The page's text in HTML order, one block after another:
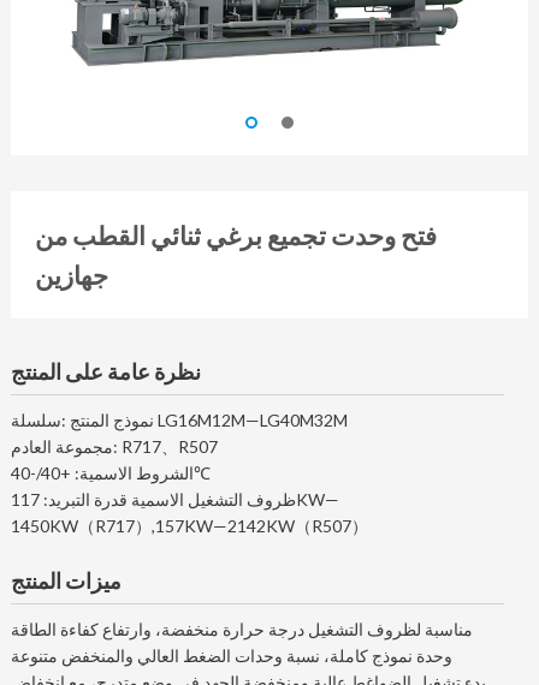
فتح وحدت تجميع برغي ثنائي القطب من
جهازين
نظرة عامة على المنتج
نموذج المنتج :سلسلة LG16M12M—LG40M32M
مجموعة العادم: R717、R507
الشروط الاسمية: +40/-40℃
ظروف التشغيل الاسمية قدرة التبريد: 117KW—
1450KW（R717）,157KW—2142KW（R507）
ميزات المنتج
مناسبة لظروف التشغيل درجة حرارة منخفضة، وارتفاع كفاءة الطاقة
وحدة نموذج كاملة، نسبة وحدات الضغط العالي والمنخفض متنوعة